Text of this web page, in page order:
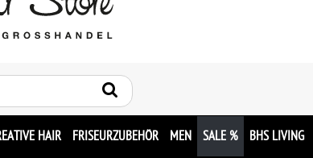
Suchen
HAIR FRISEURZUBEHÖR MEN SALE % BHS LIVING